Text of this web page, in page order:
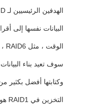
وكتابتها أفضل
التخزين في RAID1 هو 50٪ فقط، وسوف يفقد RAID5 سعة تخزين قرص واحد،واستخدام المساحة هو (n-1) /n.